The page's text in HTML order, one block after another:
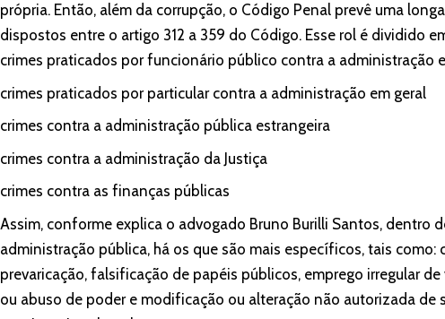
própria. Então, além da corrupção, o Código Penal prevê uma
dispostos entre o artigo 312 a 359 do Código. Esse rol é dividido
crimes praticados por funcionário público contra a administração
crimes praticados por particular contra a administração em geral
crimes contra a administração pública estrangeira
crimes contra a administração da Justiça
crimes contra as finanças públicas
Assim, conforme explica o advogado Bruno Burilli Santos, dentro
administração pública, há os que são mais específicos, tais como:
prevaricação, falsificação de papéis públicos, emprego irregular
ou abuso de poder e modificação ou alteração não autorizada de